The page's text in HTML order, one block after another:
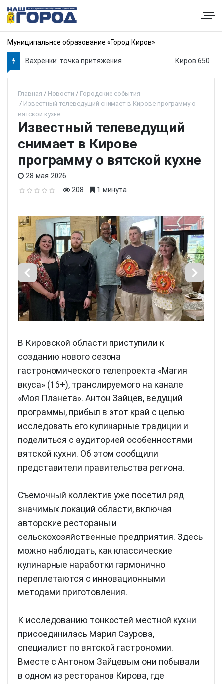
Муниципальное образование «Город Киров»
Вахрёнки: точка притяжения Киров 650
Главная Новости
Городские события
Известный телеведущий снимает в Кирове программу о
вятской кухне
Известный телеведущий
снимает в Кирове
программу о вятской кухне
28 мая 2026
208
1 минута
В Кировской области приступили к
созданию нового сезона
гастрономического телепроекта «Магия
вкуса» (16+), транслируемого на канале
«Моя Планета». Антон Зайцев, ведущий
программы, прибыл в этот край с целью
исследовать его кулинарные традиции и
поделиться с аудиторией особенностями
вятской кухни. Об этом сообщили
представители правительства региона.
Съемочный коллектив уже посетил ряд
значимых локаций области, включая
авторские рестораны и
сельскохозяйственные предприятия. Здесь
можно наблюдать, как классические
кулинарные наработки гармонично
переплетаются с инновационными
методами приготовления.
К исследованию тонкостей местной кухни
присоединилась Мария Саурова,
специалист по вятской гастрономии.
Вместе с Антоном Зайцевым они побывали
в одном из ресторанов Кирова, где